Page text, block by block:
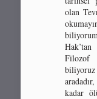
olan
Filozof
kadar